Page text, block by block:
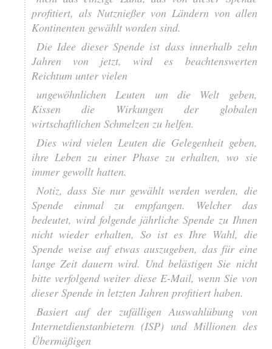
profitiert, als Nutznießer von Ländern von allen
Kontinenten gewählt worden sind.
Die Idee dieser Spende ist dass innerhalb zehn
Jahren von jetzt, wird es beachtenswerten
Reichtum unter vielen
ungewöhnlichen Leuten um die Welt geben,
Kissen die Wirkungen der globalen
wirtschaftlichen Schmelzen zu helfen.
Dies wird vielen Leuten die Gelegenheit geben,
ihre Leben zu einer Phase zu erhalten, wo sie
immer gewollt hatten.
Notiz, dass Sie nur gewählt werden werden, die
Spende einmal zu empfangen. Welcher das
bedeutet, wird folgende jährliche Spende zu Ihnen
nicht wieder erhalten, So ist es Ihre Wahl, die
Spende weise auf etwas auszugeben, das für eine
lange Zeit dauern wird. Und belästigen Sie nicht
bitte verfolgend weiter diese E-Mail, wenn Sie von
dieser Spende in letzten Jahren profitiert haben.
Basiert auf der zufälligen Auswahlübung von
Internetdienstanbietern (ISP) und Millionen des
Übermäßigen